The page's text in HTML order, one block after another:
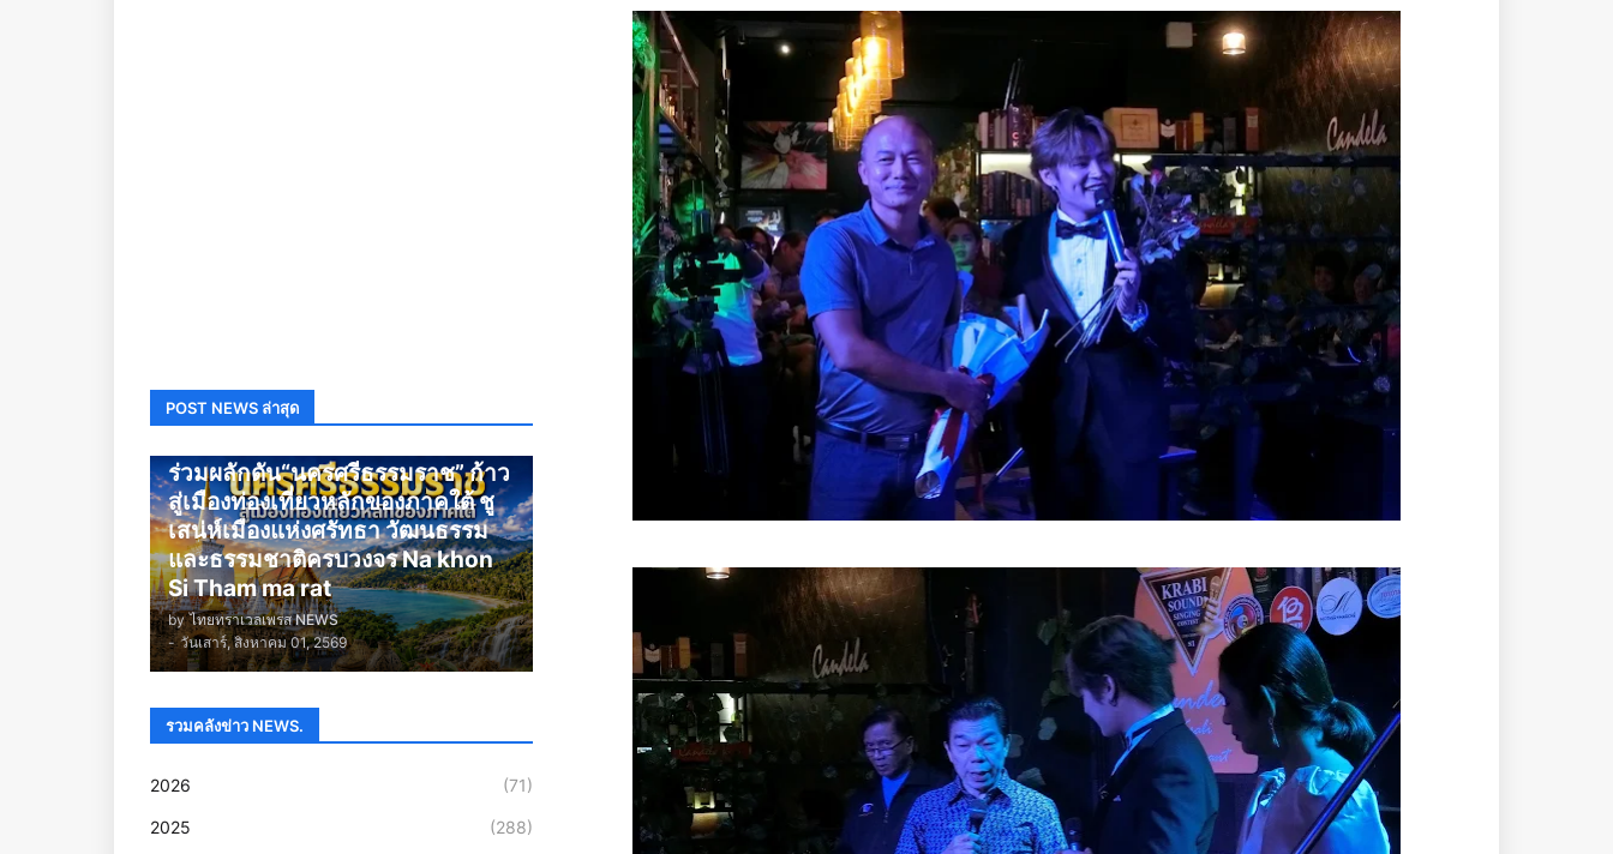
POST NEWS ล่าสุด
ร่วมผลักดัน“นครศรีธรรมราช” ก้าว
สู่เมืองท่องเที่ยวหลักของภาคใต้ ชู
เสน่ห์เมืองแห่งศรัทธา วัฒนธรรม
และธรรมชาติครบวงจร Na khon
Si Tham ma rat
by ไทยทราเวลเพรส NEWS
- วันเสาร์, สิงหาคม 01, 2569
รวมคลังข่าว NEWS.
2026 (71)
2025 (288)